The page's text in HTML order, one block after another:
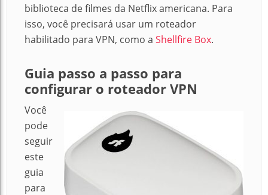
biblioteca de filmes da Netflix americana. Para
isso, você precisará usar um roteador
habilitado para VPN, como a Shellfire Box.
Guia passo a passo para
configurar o roteador VPN
Você
pode
seguir
este
guia
para